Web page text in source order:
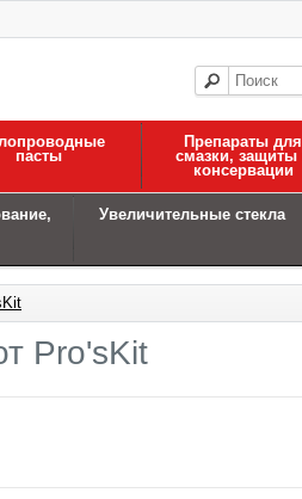
пасты
Препараты для
смазки, защиты
консервации
Увеличительные стекла
Pro'sKit